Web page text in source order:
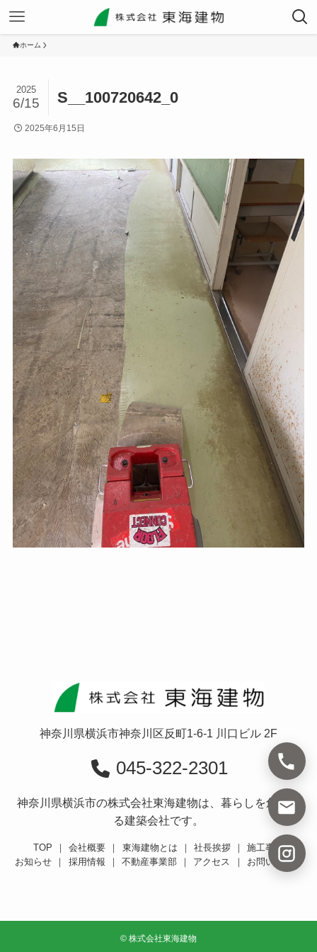
ホーム
S__100720642_0
2025
6/15
2025年6月15日
神奈川県横浜市神奈川区反町1-6-1 川口ビル 2F
045-322-2301
神奈川県横浜市の株式会社東海建物は、暮らしを創造す
る建築会社です。
TOP ｜ 会社概要 ｜ 東海建物とは ｜ 社長挨拶 ｜
施工事例
お知らせ
｜ 採用情報 ｜ 不動産事業部 ｜ アクセス ｜ お問い合わせ
© 株式会社東海建物